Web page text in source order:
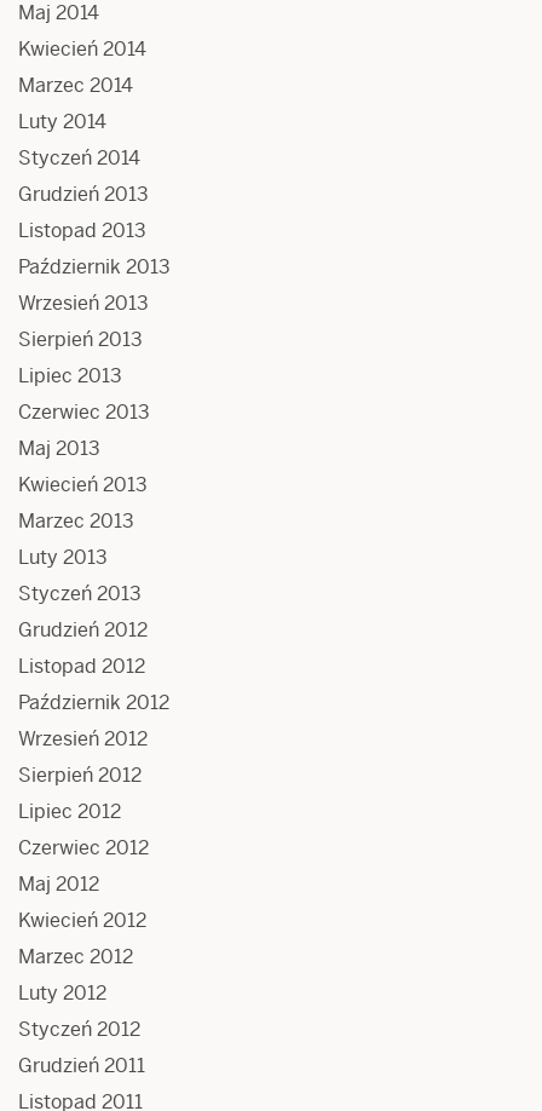
Maj 2014
Kwiecień 2014
Marzec 2014
Luty 2014
Styczeń 2014
Grudzień 2013
Listopad 2013
Październik 2013
Wrzesień 2013
Sierpień 2013
Lipiec 2013
Czerwiec 2013
Maj 2013
Kwiecień 2013
Marzec 2013
Luty 2013
Styczeń 2013
Grudzień 2012
Listopad 2012
Październik 2012
Wrzesień 2012
Sierpień 2012
Lipiec 2012
Czerwiec 2012
Maj 2012
Kwiecień 2012
Marzec 2012
Luty 2012
Styczeń 2012
Grudzień 2011
Listopad 2011